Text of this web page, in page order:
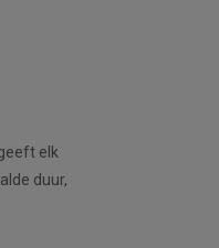
elk
duur,